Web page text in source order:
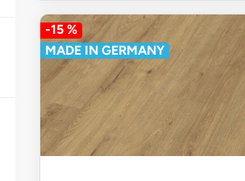
-15 %
MADE IN GERMANY